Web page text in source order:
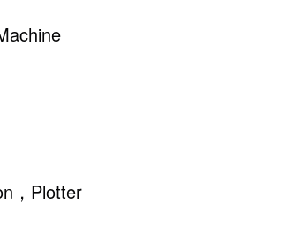
，Plotter